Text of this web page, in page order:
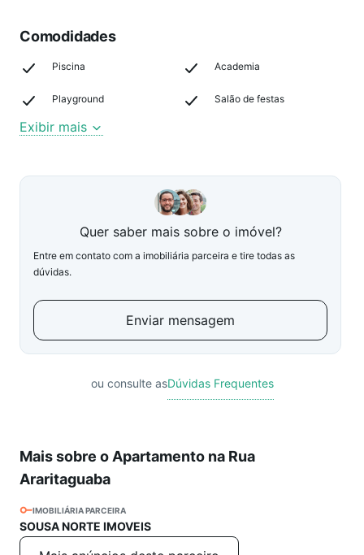
Comodidades
Piscina Academia
Playground Salão de festas
Exibir mais
Quer saber mais sobre o imóvel?
Entre em contato com a imobiliária parceira e tire todas as
dúvidas.
Enviar mensagem
ou consulte asDúvidas Frequentes
Mais sobre o Apartamento na Rua
Araritaguaba
IMOBILIÁRIA PARCEIRA
SOUSA NORTE IMOVEIS